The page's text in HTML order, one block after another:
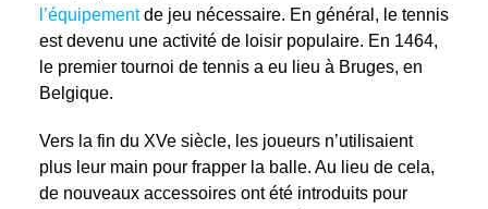
l’équipementde jeu nécessaire. En général, le tennis
est devenu une activité de loisir populaire. En 1464,
le premier tournoi de tennis a eu lieu à Bruges, en
Belgique.
Vers la fin du XVe siècle, les joueurs n’utilisaient
plus leur main pour frapper la balle. Au lieu de cela,
de nouveaux accessoires ont été introduits pour